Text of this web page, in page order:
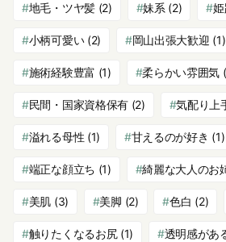
地毛・ツヤ髪(2) 妹系 (2)
小柄可愛い(2) 岡山出張大歓迎 (1)
施術経験豊富 (1) 柔らかい雰囲気
民間・国家資格保有 (2) 気配り上
溢れる母性 (1) 甘えるのが好き (1)
端正な顔立ち (1) 綺麗な大人のお
美肌 (3) 美脚 (2) 色白 (2)
触りたくなるお尻(1) 透明感があ